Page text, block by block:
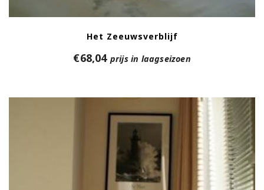
Het Zeeuwsverblijf
€68,04 prijs in laagseizoen